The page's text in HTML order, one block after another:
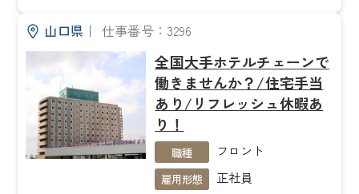
山口県｜ 仕事番号：3296
全国大手ホテルチェーンで
働きませんか？/住宅手当
あり/リフレッシュ休暇あ
り！
職種 フロント
雇用形態 正社員